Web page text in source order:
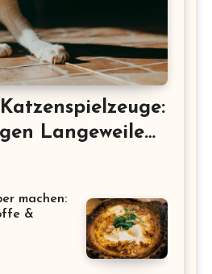
Langeweile
machen:
&